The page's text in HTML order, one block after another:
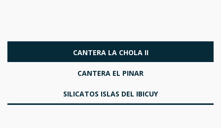
CANTERA LA CHOLA II
CANTERA EL PINAR
SILICATOS ISLAS DEL IBICUY